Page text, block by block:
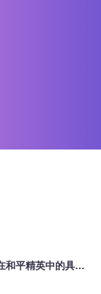
和平精英|准星辅助和平精英苹果版（准星辅助在和平精英中的具体功能有哪些？）